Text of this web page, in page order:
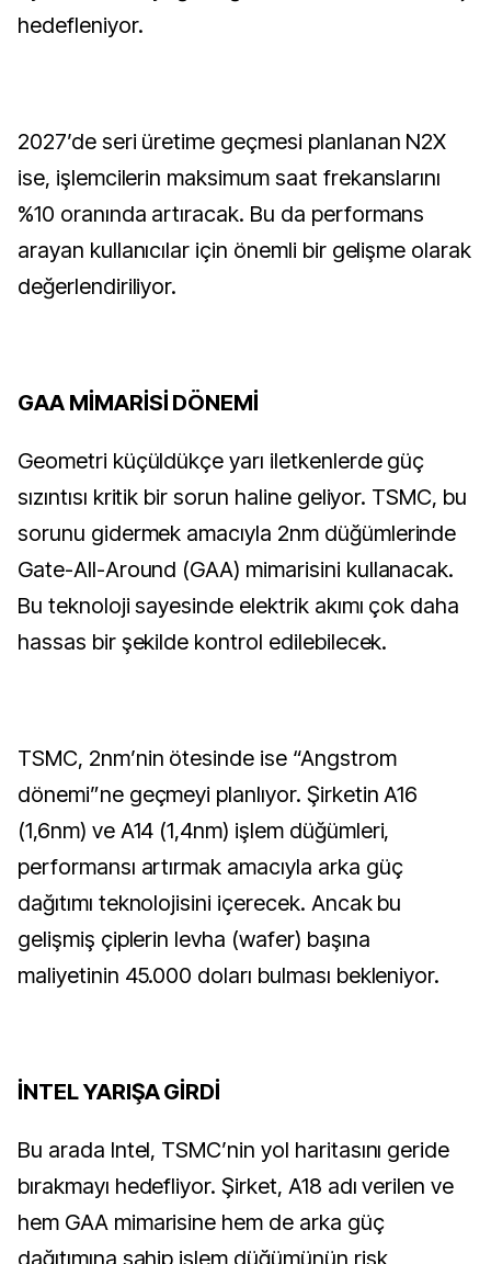
hedefleniyor.
2027’de seri üretime geçmesi planlanan N2X
ise, işlemcilerin maksimum saat frekanslarını
%10 oranında artıracak. Bu da performans
arayan kullanıcılar için önemli bir gelişme olarak
değerlendiriliyor.
GAA MİMARİSİ DÖNEMİ
Geometri küçüldükçe yarı iletkenlerde güç
sızıntısı kritik bir sorun haline geliyor. TSMC, bu
sorunu gidermek amacıyla 2nm düğümlerinde
Gate-All-Around (GAA) mimarisini kullanacak.
Bu teknoloji sayesinde elektrik akımı çok daha
hassas bir şekilde kontrol edilebilecek.
TSMC, 2nm’nin ötesinde ise “Angstrom
dönemi”ne geçmeyi planlıyor. Şirketin A16
(1,6nm) ve A14 (1,4nm) işlem düğümleri,
performansı artırmak amacıyla arka güç
dağıtımı teknolojisini içerecek. Ancak bu
gelişmiş çiplerin levha (wafer) başına
maliyetinin 45.000 doları bulması bekleniyor.
İNTEL YARIŞA GİRDİ
Bu arada Intel, TSMC’nin yol haritasını geride
bırakmayı hedefliyor. Şirket, A18 adı verilen ve
hem GAA mimarisine hem de arka güç